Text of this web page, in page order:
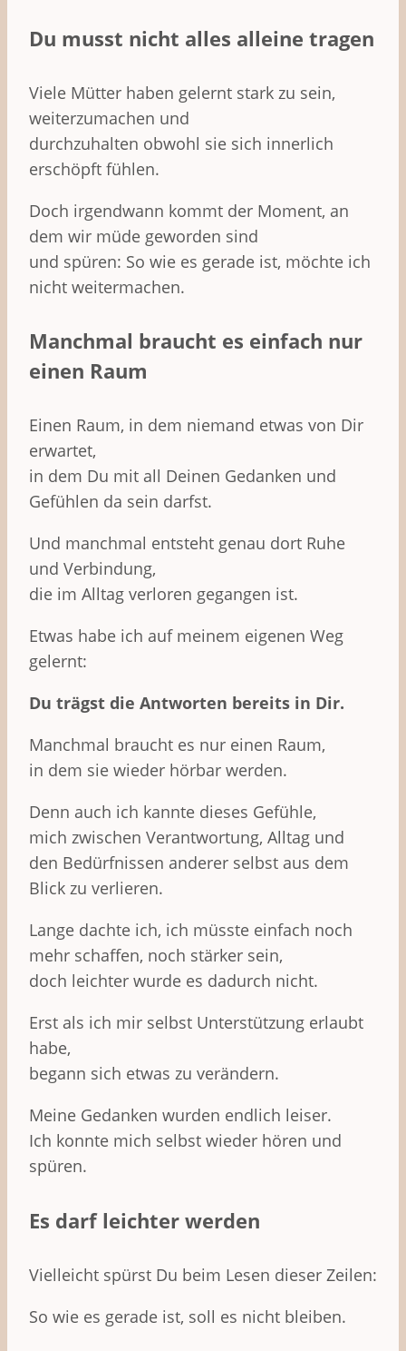
Du musst nicht alles alleine tragen
Viele Mütter haben gelernt stark zu sein,
weiterzumachen und
durchzuhalten obwohl sie sich innerlich
erschöpft fühlen.
Doch irgendwann kommt der Moment, an
dem wir müde geworden sind
und spüren: So wie es gerade ist, möchte ich
nicht weitermachen.
Manchmal braucht es einfach nur
einen Raum
Einen Raum, in dem niemand etwas von Dir
erwartet,
in dem Du mit all Deinen Gedanken und
Gefühlen da sein darfst.
Und manchmal entsteht genau dort Ruhe
und Verbindung,
die im Alltag verloren gegangen ist.
Etwas habe ich auf meinem eigenen Weg
gelernt:
Du trägst die Antworten bereits in Dir.
Manchmal braucht es nur einen Raum,
in dem sie wieder hörbar werden.
Denn auch ich kannte dieses Gefühle,
mich zwischen Verantwortung, Alltag und
den Bedürfnissen anderer selbst aus dem
Blick zu verlieren.
Lange dachte ich, ich müsste einfach noch
mehr schaffen, noch stärker sein,
doch leichter wurde es dadurch nicht.
Erst als ich mir selbst Unterstützung erlaubt
habe,
begann sich etwas zu verändern.
Meine Gedanken wurden endlich leiser.
Ich konnte mich selbst wieder hören und
spüren.
Es darf leichter werden
Vielleicht spürst Du beim Lesen dieser Zeilen:
So wie es gerade ist, soll es nicht bleiben.